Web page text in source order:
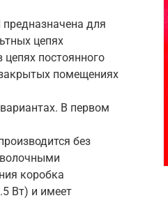
для
цепях
постоянного
помещениях
В первом
без
коробка
Вт) и имеет